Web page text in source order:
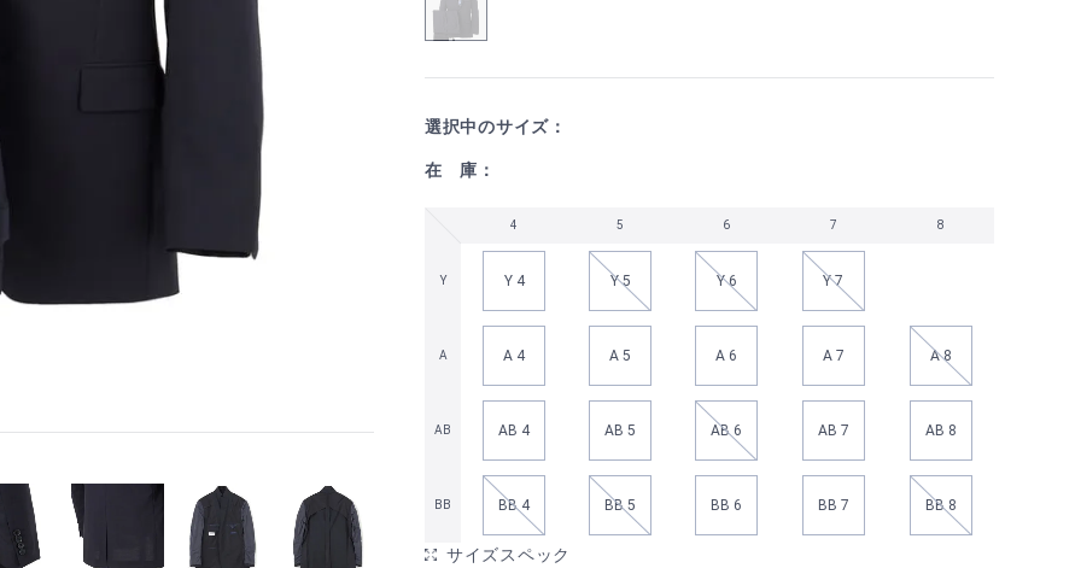
選択中のサイズ：
在 庫：
4 5 6 7 8
Y Y 4 Y 5 Y 6 Y 7
A A 4 A 5 A 6 A 7 A 8
AB AB 4 AB 5 AB 6 AB 7 AB 8
BB BB 4 BB 5 BB 6 BB 7 BB 8
サイズスペック